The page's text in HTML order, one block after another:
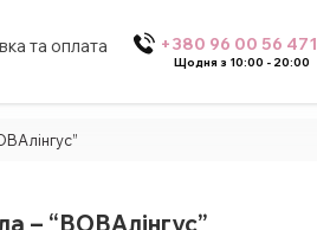
та оплата +380 96 00 56 471
Щодня з 10:00 - 20:00
– “ВОВАлінгус”